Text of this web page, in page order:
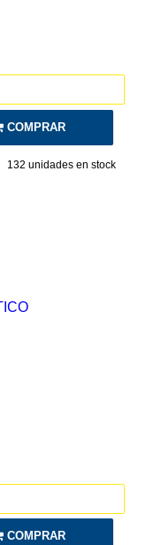
COMPRAR
132 unidades en stock
COMPRAR